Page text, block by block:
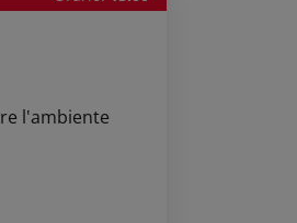
l'ambiente